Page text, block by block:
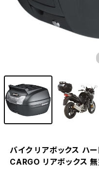
バイク リアボックス ハ
CARGO リアボックス